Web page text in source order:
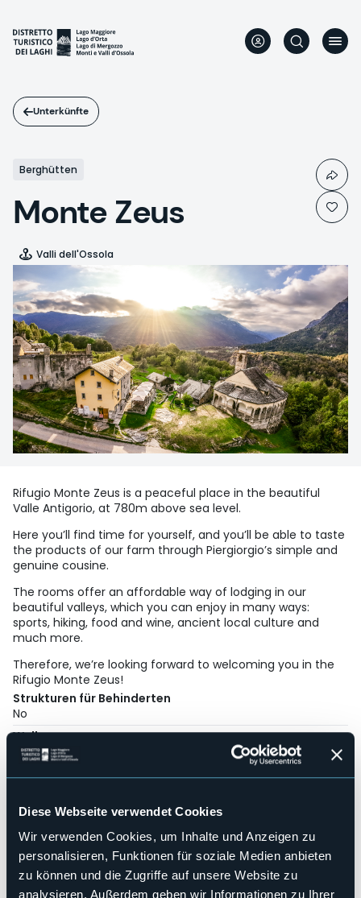
Diese Webseite verwendet Cookies
Wir verwenden Cookies, um Inhalte und Anzeigen zu
personalisieren, Funktionen für soziale Medien anbieten
zu können und die Zugriffe auf unsere Website zu
analysieren. Außerdem geben wir Informationen zu Ihrer
Inhalt
Unterkünfte
Berghütten
Monte Zeus
Valli dell'Ossola
Rifugio Monte Zeus is a peaceful place in the beautiful
Valle Antigorio, at 780m above sea level.
Here you’ll find time for yourself, and you’ll be able to taste
the products of our farm through Piergiorgio’s simple and
genuine cousine.
The rooms offer an affordable way of lodging in our
beautiful valleys, which you can enjoy in many ways:
sports, hiking, food and wine, ancient local culture and
much more.
Therefore, we’re looking forward to welcoming you in the
Rifugio Monte Zeus!
Strukturen für Behinderten
No
Wellness
No
Kongresshalle
Hallenbad
Haustiere erlaubt
Sì
Anzahl der Zimmer